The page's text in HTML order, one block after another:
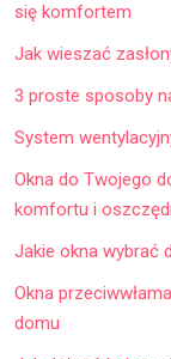
się komfortem
Jak wieszać
3 proste sposoby
System
Okna do Twojego
komfortu i
Jakie okna wybrać
Okna
domu